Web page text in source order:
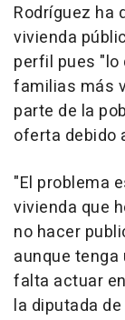
Rodríguez ha
vivienda
perfil pues
familias más
parte de la
oferta debido
"El problema
vivienda que
no hacer
aunque
falta actuar
la diputada